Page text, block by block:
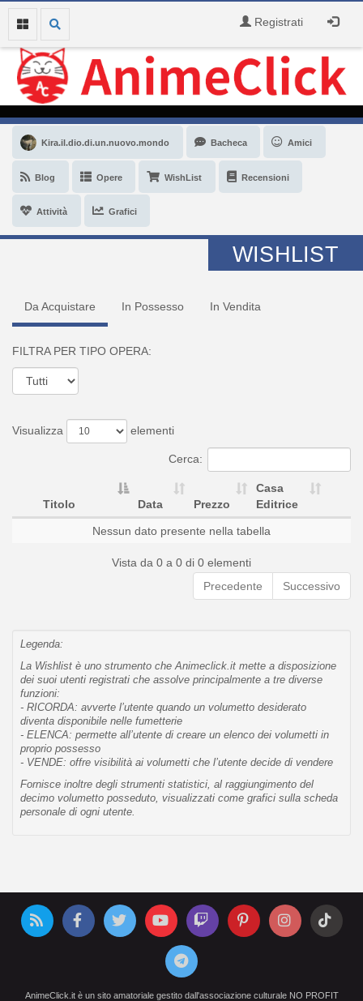
Registrati
Kira.il.dio.di.un.nuovo.mondo Bacheca Amici
Blog Opere WishList Recensioni
Attività Grafici
WISHLIST
Da Acquistare In Possesso In Vendita
FILTRA PER TIPO OPERA:
Visualizza elementi
Cerca:
Titolo Data Prezzo
Casa
Editrice
Nessun dato presente nella tabella
Vista da 0 a 0 di 0 elementi
Precedente
Successivo
Legenda:
La Wishlist è uno strumento che Animeclick.it mette a disposizione
dei suoi utenti registrati che assolve principalmente a tre diverse
funzioni:
- RICORDA: avverte l’utente quando un volumetto desiderato
diventa disponibile nelle fumetterie
- ELENCA: permette all’utente di creare un elenco dei volumetti in
proprio possesso
- VENDE: offre visibilità ai volumetti che l’utente decide di vendere
Fornisce inoltre degli strumenti statistici, al raggiungimento del
decimo volumetto posseduto, visualizzati come grafici sulla scheda
personale di ogni utente.
AnimeClick.it è un sito amatoriale gestito dall'associazione culturale NO PROFIT